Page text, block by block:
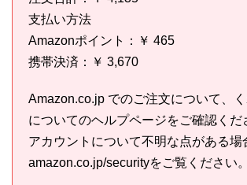
支払い方法
Amazonポイント：￥ 465
携帯決済：￥ 3,670
Amazon.co.jp でのご注文について、
についてのヘルプページをご確認くだ
アカウントについて不明な点がある場
amazon.co.jp/securityをご覧ください